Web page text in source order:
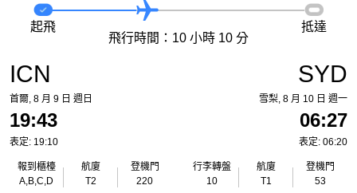
ICN
首爾, 8 月 9 日 週日
19:43
表定: 19:10
報到櫃檯
A,B,C,D
航廈
T2
登機門
220
起飛
飛行時間：10 小時 10 分
抵達
SYD
雪梨, 8 月 10 日 週一
06:27
表定: 06:20
行李轉盤
10
航廈
T1
登機門
53